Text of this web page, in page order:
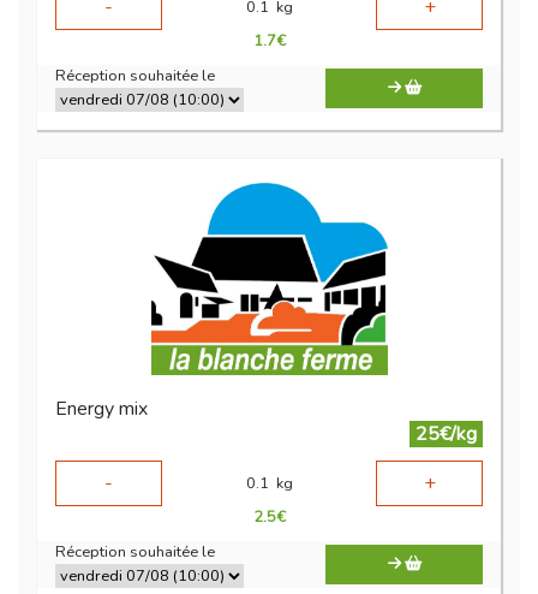
-
0.1 kg +
1.7€
Réception souhaitée le
Energy mix
25€/kg
-
0.1 kg +
2.5€
Réception souhaitée le